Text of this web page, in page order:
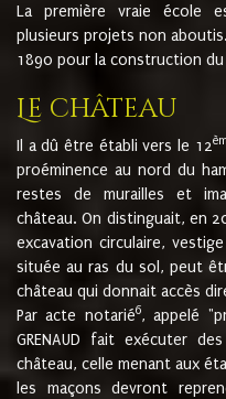
La première vraie école
plusieurs projets non
1890 pour la construction
Le château
Il a dû être établi vers le 12
proéminence au nord du
restes de murailles et
château. On distinguait, en
excavation circulaire,
située au ras du sol, peut
château qui donnait accès
Par acte notarié6, appelé
GRENAUD fait exécuter
château, celle menant aux
les maçons devront